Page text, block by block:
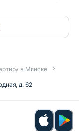
в Минске
д. 62